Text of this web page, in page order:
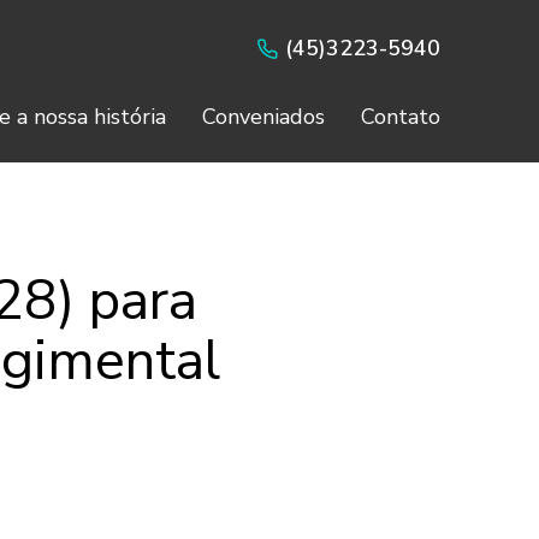
(45)3223-5940
a nossa história Conveniados Contato
para